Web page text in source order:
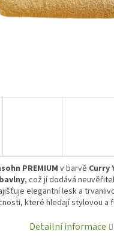
PREMIUM v barvě Curry
, což jí dodává
elegantní lesk a
které hledají stylovou a
Detailní informace